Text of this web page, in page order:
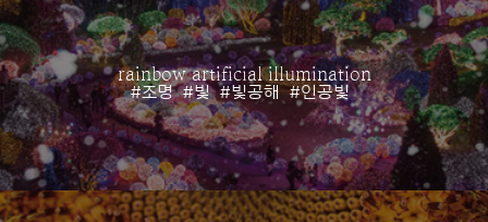
rainbow artificial illumination
#조명 #빛 #빛공해 #인공빛